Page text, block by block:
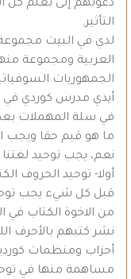
دعوتهم إلى تعلم كل
التأثير.
لدي في البيت مجموعة
العربية ومجموعة
الجمهوريات
أيدي مدرس كوردي في
في سلة المهملات بعد
ما هو قيم حقا ويجب
نعم، يجب توحيد
أولا- توحيد الحروف
قبل كل شيء يجب
من الاخوة الكتاب في
نشر كتبهم بالأحرف
أحزاب ومنظمات
مساهمة منها في